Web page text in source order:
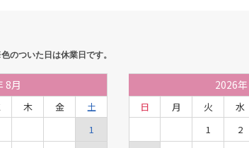
のついた日は休業日です。
8月
木 金
土
1
2026年
日 月 火 水
1
2